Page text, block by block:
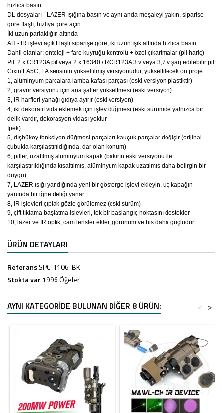
hızlıca basın
DL dosyaları - LAZER ışığına basın ve aynı anda meşaleyi yakın, siparişe
göre flaşlı, hızlıya göre açın
İki uzun parlaklığın altında
AH - IR işlevi açık Flaşlı siparişe göre, iki uzun ışık altında hızlıca basın
Dahil olanlar: ontoloji + fare kuyruğu kontrolü + özel çıkartmalar (pil hariç)
Pil: 2 x CR123A pil veya 2 x 16340 / RCR123A 3 v veya 3,7 v şarj edilebilir pil
Cixin LA5C, LA serisinin yükseltilmiş versiyonudur, yükseltilecek on proje:
1, alüminyum parçalara lamba kafası parçası (eski versiyon plastiktir)
2, gravür versiyonu için ana şalter yükseltmesi (eski versiyon)
3, IR harfleri yanağı gıdıya ayırır (eski versiyon)
4, iki dekoratif vida eklemek için işlev düğmesi (eski sürümde yalnızca bir
delik vardır, dekorasyon vidası yoktur
İpek)
5, dışbükey fonksiyon düğmesi parçaları kauçuk parçalar değişir (orijinal
çubukla karşılaştırıldığında, dar olan konum)
6, piller, uzatılmış alüminyum kapak (bakırın eski versiyonu ile
karşılaştırıldığında kısaltılmış, alüminyum kapak uzatılmış daha belirgin bir
duygu)
7, LAZER ışığı yandığında yeni bir gösterge işlevi ekleyin, uç kapağın
yanında bir iğne deliği yanar.
8, IR işlevleri çıplak gözle görülemez (eski sürüm)
9, çift tıklama başlatma işlevleri, tek bir başlangıç noktasını destekler
10, lazer ve IR optik, cam lensler ekler, görünüm ve his daha güçlüdür.
ÜRÜN DETAYLARI
ReferansSPC-1106-BK
Stokta var 1996 Öğeler
AYNI KATEGORIDE BULUNAN DIĞER 8 ÜRÜN: >
<